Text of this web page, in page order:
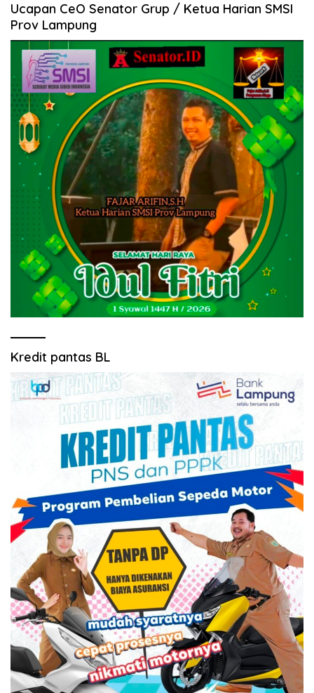
Ucapan CeO Senator Grup / Ketua Harian SMSI
Prov Lampung
Kredit pantas BL